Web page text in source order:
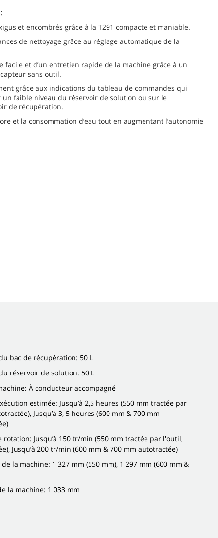
et encombrés grâce à la T291 compacte et maniable.
de nettoyage grâce au réglage automatique de la
facile et d’un entretien rapide de la machine grâce à un
sans outil.
grâce aux indications du tableau de commandes qui
un faible niveau du réservoir de solution ou sur le
de récupération.
et la consommation d’eau tout en augmentant l’autonomie
bac de récupération: 50 L
réservoir de solution: 50 L
À conducteur accompagné
estimée: Jusqu’à 2,5 heures (550 mm tractée par
Jusqu’à 3, 5 heures (600 mm & 700 mm
rotation: Jusqu’à 150 tr/min (550 mm tractée par l'outil,
Jusqu’à 200 tr/min (600 mm & 700 mm autotractée)
la machine: 1 327 mm (550 mm), 1 297 mm (600 mm &
la machine: 1 033 mm